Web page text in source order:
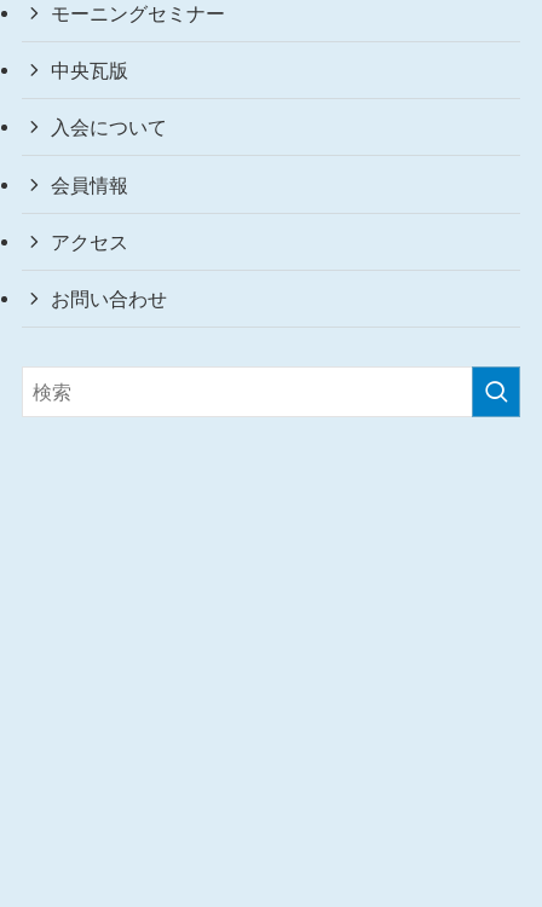
モーニングセミナー
中央瓦版
入会について
会員情報
アクセス
お問い合わせ